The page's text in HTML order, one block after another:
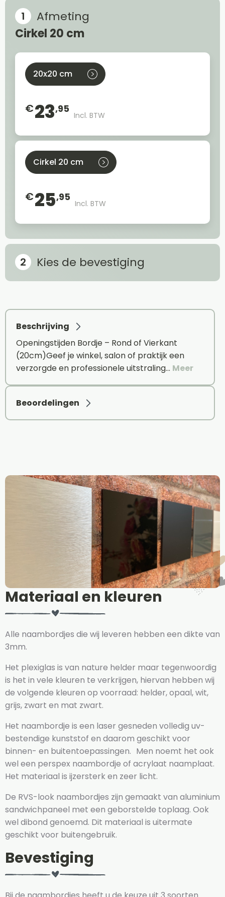
Afmeting
Cirkel 20 cm
20x20 cm
€23,95
Incl. BTW
Cirkel 20 cm
€25,95
Incl. BTW
Kies de bevestiging
Beschrijving
Openingstijden Bordje – Rond of Vierkant
(20cm)Geef je winkel, salon of praktijk een
verzorgde en professionele uitstraling… Meer
Beoordelingen
Materiaal en kleuren
Alle naambordjes die wij leveren hebben een dikte van
3mm.
Het plexiglas is van nature helder maar tegenwoordig
is het in vele kleuren te verkrijgen, hiervan hebben wij
de volgende kleuren op voorraad: helder, opaal, wit,
grijs, zwart en mat zwart.
Het naambordje is een laser gesneden volledig uv-
bestendige kunststof en daarom geschikt voor
binnen- en buitentoepassingen. Men noemt het ook
wel een perspex naambordje of acrylaat naamplaat.
Het materiaal is ijzersterk en zeer licht.
De RVS-look naambordjes zijn gemaakt van aluminium
sandwichpaneel met een geborstelde toplaag. Ook
wel dibond genoemd. Dit materiaal is uitermate
geschikt voor buitengebruik.
Bevestiging